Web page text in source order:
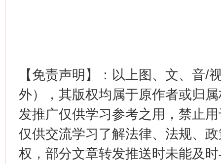
【免责声明】：以上图、文、音/
外），其版权均属于原作者或归
发推广仅供学习参考之用，禁止
仅供交流学习了解法律、法规、
权，部分文章转发推送时未能及